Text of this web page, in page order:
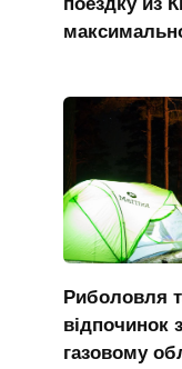
Риболовля
відпочинок
газовому